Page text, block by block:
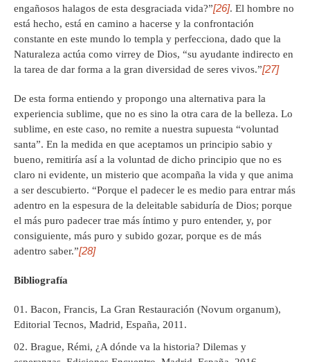
engañosos halagos de esta desgraciada vida?”[26]. El hombre no
está hecho, está en camino a hacerse y la confrontación
constante en este mundo lo templa y perfecciona, dado que la
Naturaleza actúa como virrey de Dios, “su ayudante indirecto en
la tarea de dar forma a la gran diversidad de seres vivos.”[27]
De esta forma entiendo y propongo una alternativa para la
experiencia sublime, que no es sino la otra cara de la belleza. Lo
sublime, en este caso, no remite a nuestra supuesta “voluntad
santa”. En la medida en que aceptamos un principio sabio y
bueno, remitiría así a la voluntad de dicho principio que no es
claro ni evidente, un misterio que acompaña la vida y que anima
a ser descubierto. “Porque el padecer le es medio para entrar más
adentro en la espesura de la deleitable sabiduría de Dios; porque
el más puro padecer trae más íntimo y puro entender, y, por
consiguiente, más puro y subido gozar, porque es de más
adentro saber.”[28]
Bibliografía
Bacon, Francis, La Gran Restauración (Novum organum),
Editorial Tecnos, Madrid, España, 2011.
Brague, Rémi, ¿A dónde va la historia? Dilemas y